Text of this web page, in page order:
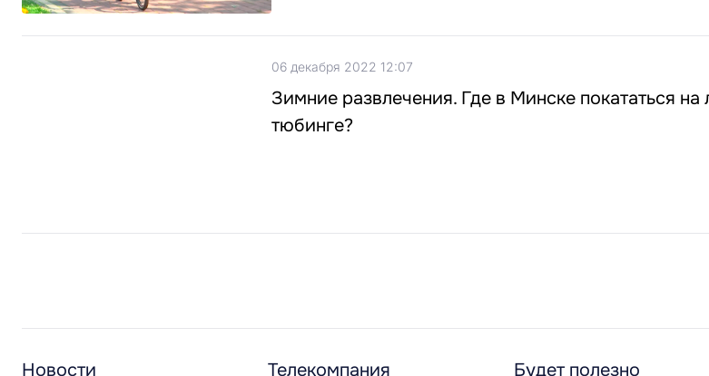
06 декабря 2022 12:07
Зимние развлечения. Где в Минске покататься на
тюбинге?
Новости Телекомпания Будет полезно